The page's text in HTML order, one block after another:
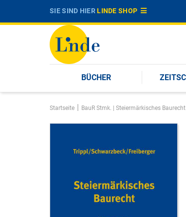
SIE SIND HIERLINDE SHOP
BÜCHER
Startseite | BauR Stmk. | Steiermärkisches Baurecht